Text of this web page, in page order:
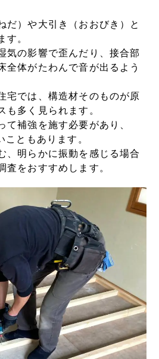
だ）や大引き（おおびき）と
す。
気の影響で歪んだり、接合部
全体がたわんで音が出るよう
宅では、構造材そのものが原
も多く見られます。
て補強を施す必要があり、
ともあります。
、明らかに振動を感じる場合
査をおすすめします。